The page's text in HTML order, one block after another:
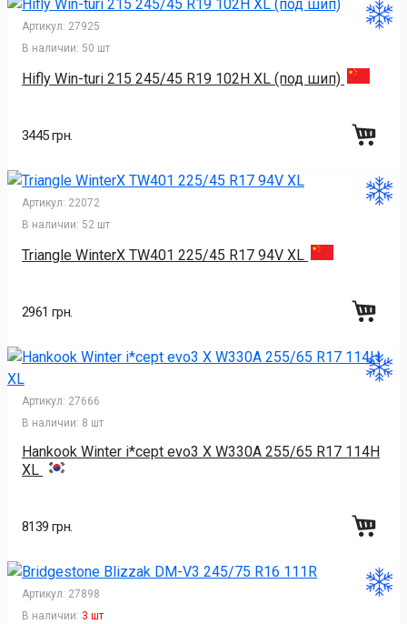
Артикул: 27925
В наличии: 50 шт
Hifly Win-turi 215 245/45 R19 102H XL (под шип)
3445 грн.
Артикул: 22072
В наличии: 52 шт
Triangle WinterX TW401 225/45 R17 94V XL
2961 грн.
Артикул: 27666
В наличии: 8 шт
Hankook Winter i*cept evo3 X W330A 255/65 R17 114H
XL
8139 грн.
Артикул: 27898
В наличии: 3 шт